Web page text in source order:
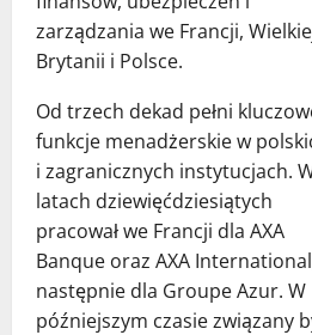
zarządzania we Francji,
Brytanii i Polsce.
Od trzech dekad pełni
funkcje menadżerskie w
i zagranicznych instytucjach.
latach dziewięćdziesiątych
pracował we Francji dla AXA
Banque oraz AXA
następnie dla Groupe Azur. W
późniejszym czasie związany